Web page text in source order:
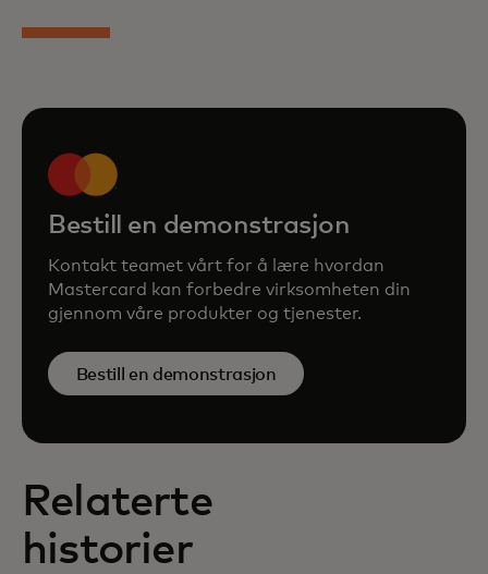
Bestill en demonstrasjon
Kontakt teamet vårt for å lære hvordan
Mastercard kan forbedre virksomheten din
gjennom våre produkter og tjenester.
Bestill en demonstrasjon
Relaterte
historier